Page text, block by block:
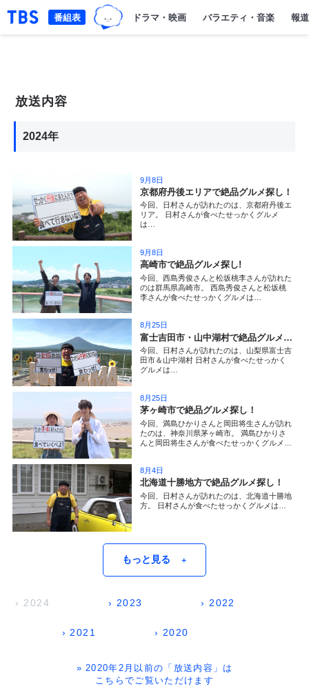
「TBSテレビ｜ときめくときを。」トップページ
TBSグループキャラクター『ワクテ
ドラマ・映画 バラエティ・音楽 報
番組表
放送内容
2024年
9月8日
京都府丹後エリアで絶品グルメ探し！
今回、日村さんが訪れたのは、京都府丹後エ
リア。 日村さんが食べたせっかくグルメ
は…
9月8日
高崎市で絶品グルメ探し!
今回、西島秀俊さんと松坂桃李さんが訪れた
のは群馬県高崎市。 西島秀俊さんと松坂桃
李さんが食べたせっかくグルメは…
8月25日
富士吉田市・山中湖村で絶品グルメ探し！
今回、日村さんが訪れたのは、山梨県富士吉
田市＆山中湖村 日村さんが食べたせっかく
グルメは…
8月25日
茅ヶ崎市で絶品グルメ探し！
今回、満島ひかりさんと岡田将生さんが訪れ
たのは、神奈川県茅ヶ崎市。 満島ひかりさ
んと岡田将生さんが食べたせっかくグルメ
8月4日
北海道十勝地方で絶品グルメ探し！
今回、日村さんが訪れたのは、北海道十勝地
方。 日村さんが食べたせっかくグルメは…
もっと見る ＋
› 2024 › 2023 › 2022
› 2021 › 2020
» 2020年2月以前の「放送内容」は
こちらでご覧いただけます